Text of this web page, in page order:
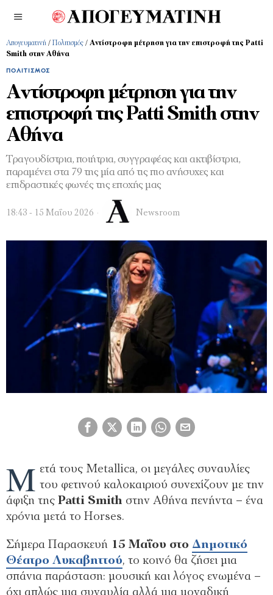
Απογευματινή / Πολιτισμός / Αντίστροφη μέτρηση για την επιστροφή της Patti
Smith στην Αθήνα
ΠΟΛΙΤΙΣΜΌΣ
Αντίστροφη μέτρηση για την
επιστροφή της Patti Smith στην
Αθήνα
Τραγουδίστρια, ποιήτρια, συγγραφέας και ακτιβίστρια,
παραμένει στα 79 της μία από τις πιο ανήσυχες και
επιδραστικές φωνές της εποχής μας
18:43 - 15 Μαΐου 2026 Newsroom
Μ ετά τους Metallica, οι μεγάλες συναυλίες
του φετινού καλοκαιριού συνεχίζουν με την
άφιξη της Patti Smith στην Αθήνα πενήντα – ένα
χρόνια μετά το Horses.
Σήμερα Παρασκευή 15 Μαΐου στο Δημοτικό
Θέατρο Λυκαβηττού, το κοινό θα ζήσει μια
σπάνια παράσταση: μουσική και λόγος ενωμένα –